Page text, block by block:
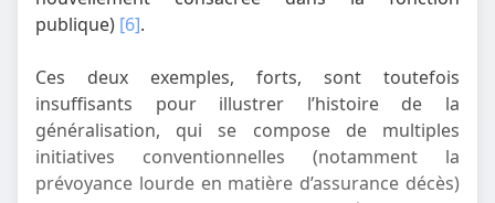
publique) [6].
Ces deux exemples, forts, sont toutefois
insuffisants pour illustrer l’histoire de la
généralisation, qui se compose de multiples
initiatives conventionnelles (notamment la
prévoyance lourde en matière d’assurance décès)